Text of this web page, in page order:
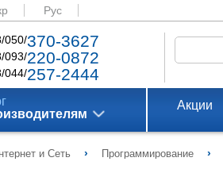
Рус
050/370-3627
093/220-0872
044/257-2444
Акции
и Сеть › Программирование ›